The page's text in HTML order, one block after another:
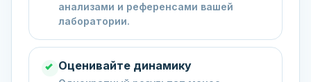
анализами и референсами вашей
лаборатории.
Оценивайте динамику